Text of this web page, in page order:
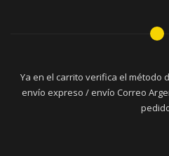
Ya en el carrito verifica el método
envío expreso / envío Correo